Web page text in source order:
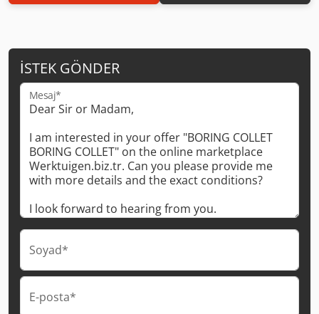
İSTEK GÖNDER
Mesaj*
Soyad*
E-posta*